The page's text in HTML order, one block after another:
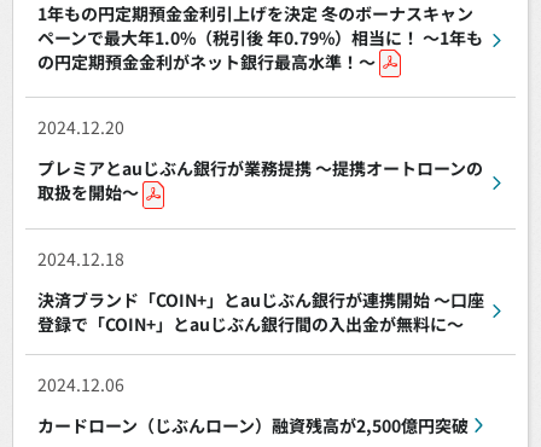
1年もの円定期預金金利引上げを決定 冬のボーナスキャン
ペーンで最大年1.0%（税引後 年0.79%）相当に！ ～1年も
の円定期預金金利がネット銀行最高水準！～
2024.12.20
プレミアとauじぶん銀行が業務提携 ～提携オートローンの
取扱を開始～
2024.12.18
決済ブランド「COIN+」とauじぶん銀行が連携開始 ～口座
登録で「COIN+」とauじぶん銀行間の入出金が無料に～
2024.12.06
カードローン（じぶんローン）融資残高が2,500億円突破